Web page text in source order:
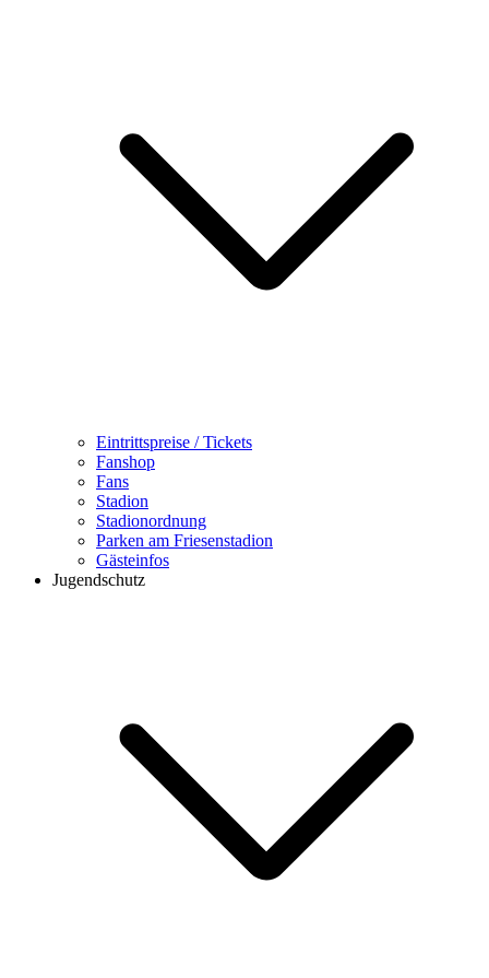
Eintrittspreise / Tickets
Fanshop
Fans
Stadion
Stadionordnung
Parken am Friesenstadion
Gästeinfos
Jugendschutz